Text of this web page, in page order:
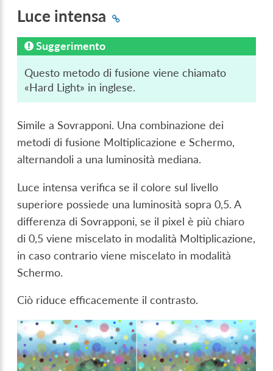
Luce intensa
Suggerimento
Questo metodo di fusione viene chiamato
«Hard Light» in inglese.
Simile a Sovrapponi. Una combinazione dei
metodi di fusione Moltiplicazione e Schermo,
alternandoli a una luminosità mediana.
Luce intensa verifica se il colore sul livello
superiore possiede una luminosità sopra 0,5. A
differenza di Sovrapponi, se il pixel è più chiaro
di 0,5 viene miscelato in modalità Moltiplicazione,
in caso contrario viene miscelato in modalità
Schermo.
Ciò riduce efficacemente il contrasto.